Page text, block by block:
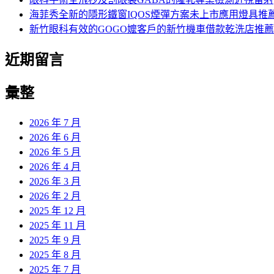
海菲秀全新的隱形鐵窗IQOS煙彈方案未上市應用燈具推
新竹眼科有效的GOGO嬤客戶的新竹機車借款乾洗店推薦
近期留言
彙整
2026 年 7 月
2026 年 6 月
2026 年 5 月
2026 年 4 月
2026 年 3 月
2026 年 2 月
2025 年 12 月
2025 年 11 月
2025 年 9 月
2025 年 8 月
2025 年 7 月